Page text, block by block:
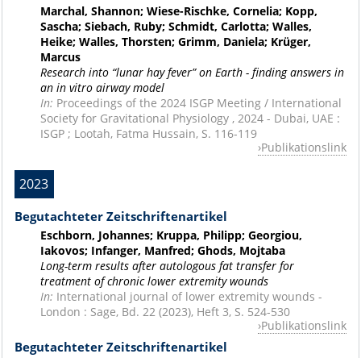
Marchal, Shannon; Wiese-Rischke, Cornelia; Kopp,
Sascha; Siebach, Ruby; Schmidt, Carlotta; Walles,
Heike; Walles, Thorsten; Grimm, Daniela; Krüger,
Marcus
Research into “lunar hay fever” on Earth - finding answers in
an in vitro airway model
In: Proceedings of the 2024 ISGP Meeting / International
Society for Gravitational Physiology , 2024 - Dubai, UAE :
ISGP ; Lootah, Fatma Hussain, S. 116-119
Publikationslink
2023
Begutachteter Zeitschriftenartikel
Eschborn, Johannes; Kruppa, Philipp; Georgiou,
Iakovos; Infanger, Manfred; Ghods, Mojtaba
Long-term results after autologous fat transfer for
treatment of chronic lower extremity wounds
In: International journal of lower extremity wounds -
London : Sage, Bd. 22 (2023), Heft 3, S. 524-530
Publikationslink
Begutachteter Zeitschriftenartikel